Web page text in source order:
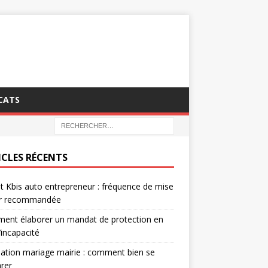
RÉCENTS
Kbis auto entrepreneur : fréquence de mise
recommandée
élaborer un mandat de protection en
mariage mairie : comment bien se